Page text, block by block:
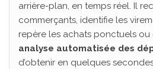
arrière-plan, en temps réel. Il
commerçants, identifie les
repère les achats ponctuels
analyse automatisée des
d’obtenir en quelques